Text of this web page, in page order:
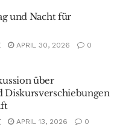
und Nacht für
APRIL 30, 2026
0
über
APRIL 13, 2026
0